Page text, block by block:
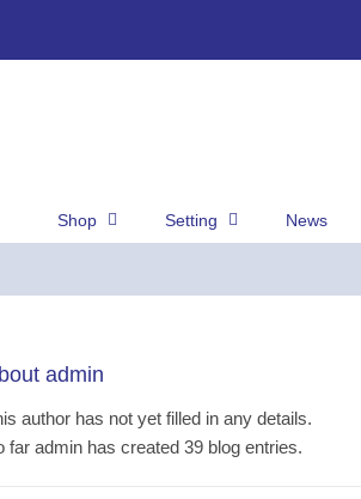
Shop Setting News
admin
author has not yet filled in any details.
far admin has created 39 blog entries.